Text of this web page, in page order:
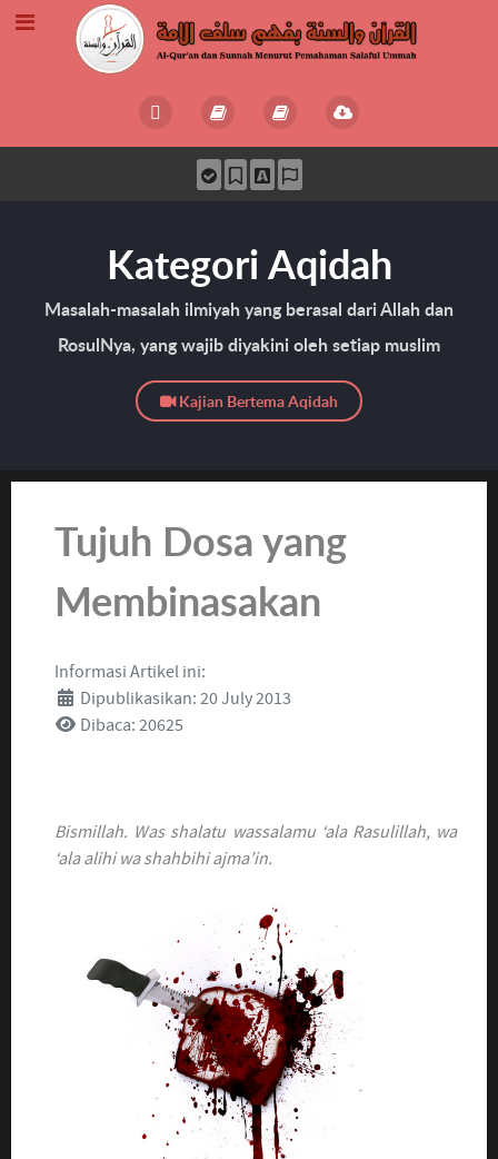
Kategori Aqidah
Masalah-masalah ilmiyah yang berasal dari Allah dan
RosulNya, yang wajib diyakini oleh setiap muslim
Kajian Bertema Aqidah
Tujuh Dosa yang
Membinasakan
Informasi Artikel ini:
Dipublikasikan: 20 July 2013
Dibaca: 20625
Bismillah. Was shalatu wassalamu ‘ala Rasulillah, wa
‘ala alihi wa shahbihi ajma’in.